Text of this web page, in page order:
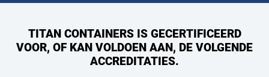
TITAN CONTAINERS IS GECERTIFICEERD
VOOR, OF KAN VOLDOEN AAN, DE VOLGENDE
ACCREDITATIES.